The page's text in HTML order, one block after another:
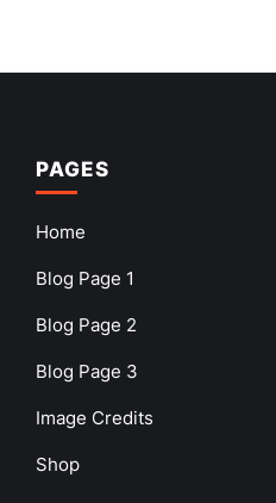
PAGES
Home
Blog Page 1
Blog Page 2
Blog Page 3
Image Credits
Shop